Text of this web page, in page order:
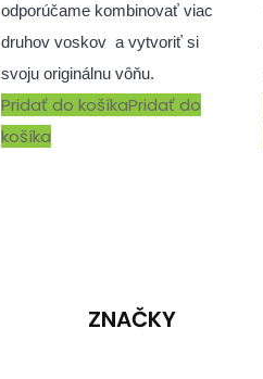
odporúčame kombinovať viac
druhov voskov a vytvoriť si
svoju originálnu vôňu.
Pridať do košíkaPridať do
košíka
ZNAČKY